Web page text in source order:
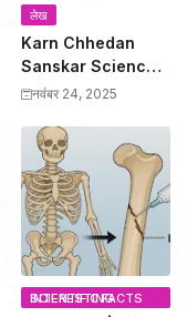
लेख
Karn Chhedan
Sanskar Science:
कर्णच्छेदन संस्कार का
Modern Scientific
Benefits
नवंबर 24, 2025
INTERESTING SCIENTIFIC FACTS